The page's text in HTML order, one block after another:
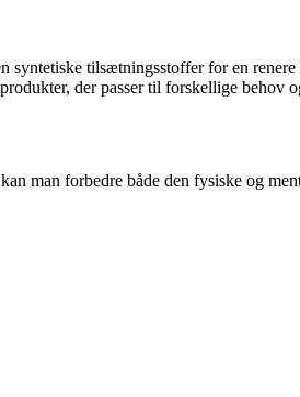
tilsætningsstoffer for en renere
der passer til forskellige behov
man forbedre både den fysiske og